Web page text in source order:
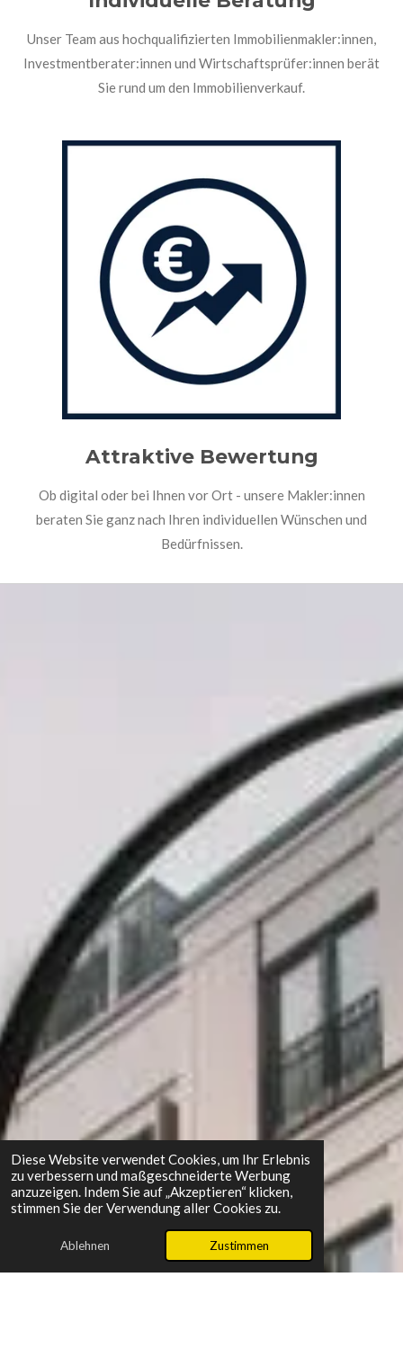
Diese Website verwendet Cookies, um Ihr Erlebnis
zu verbessern und maßgeschneiderte Werbung
anzuzeigen. Indem Sie auf „Akzeptieren“ klicken,
stimmen Sie der Verwendung aller Cookies zu.
Ablehnen Zustimmen
Unser Team aus hochqualifizierten Immobilienmakler:innen,
Investmentberater:innen und Wirtschaftsprüfer:innen berät
Sie rund um den Immobilienverkauf.
Attraktive Bewertung
Ob digital oder bei Ihnen vor Ort - unsere Makler:innen
beraten Sie ganz nach Ihren individuellen Wünschen und
Bedürfnissen.